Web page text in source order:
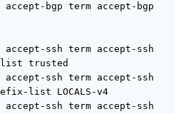
19
> X.X.X.Y.bgp: .
bgp > X.X.X.X.63286: . ack
> X.X.X.Y .bgp: .
32409: BGP, length: 1460
bgp > X.X.X.X.63286: . ack